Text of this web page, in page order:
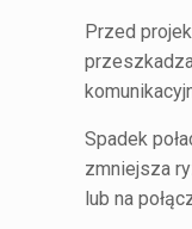
Przed
Spadek
zmniejsza
lub na